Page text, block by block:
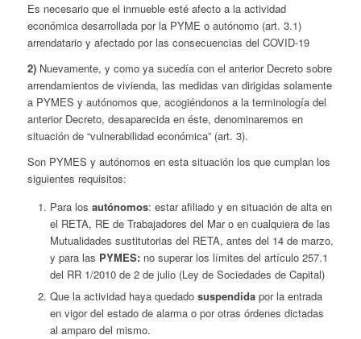
Es necesario que el inmueble esté afecto a la actividad
económica desarrollada por la PYME o autónomo (art. 3.1)
arrendatario y afectado por las consecuencias del COVID-19
2)Nuevamente, y como ya sucedía con el anterior Decreto sobre
arrendamientos de vivienda, las medidas van dirigidas solamente
a PYMES y autónomos que, acogiéndonos a la terminología del
anterior Decreto, desaparecida en éste, denominaremos en
situación de “vulnerabilidad económica” (art. 3).
Son PYMES y autónomos en esta situación los que cumplan los
siguientes requisitos:
Para los autónomos: estar afiliado y en situación de alta en
el RETA, RE de Trabajadores del Mar o en cualquiera de las
Mutualidades sustitutorias del RETA, antes del 14 de marzo,
y para las PYMES:no superar los límites del artículo 257.1
del RR 1/2010 de 2 de julio (Ley de Sociedades de Capital)
Que la actividad haya quedado suspendidapor la entrada
en vigor del estado de alarma o por otras órdenes dictadas
al amparo del mismo.